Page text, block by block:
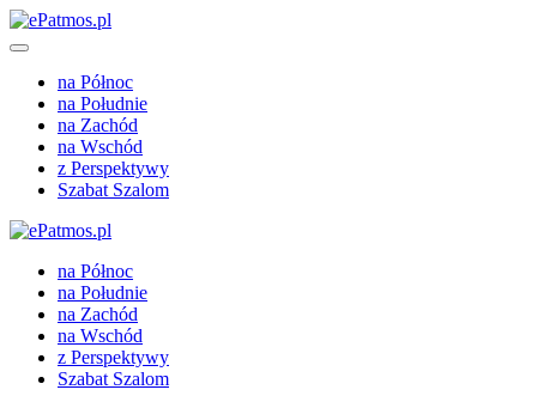
na Północ
na Południe
na Zachód
na Wschód
z Perspektywy
Szabat Szalom
na Północ
na Południe
na Zachód
na Wschód
z Perspektywy
Szabat Szalom